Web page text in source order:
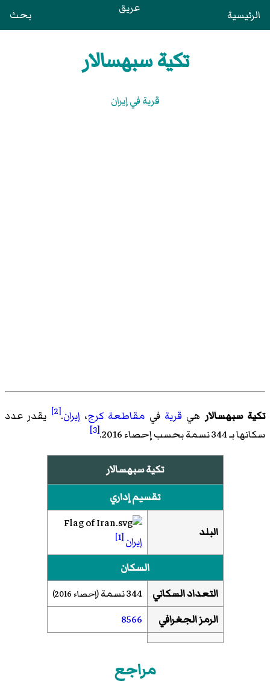
الرئيسية عريق بحث
تكية سبهسالار
قرية في إيران
تكية سبهسالارهي قرية في مقاطعة كرج،إيران.
[2]
يقدر عدد
سكانها بـ 344 نسمة بحسب
إحصاء 2016 .
[3]
تكية سبهسالار
تقسيم إداري
البلد
إيران [1]
السكان
التعداد السكاني
344 نسمة (إحصاء 2016
)
الرمز الجغرافي 8566
مراجع